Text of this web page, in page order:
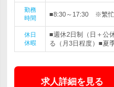
勤務
時間
■8:30～17:30 ※繁忙
休日
休暇
■週休2日制（日＋公
る（月3日程度）■夏
求人詳細を見る